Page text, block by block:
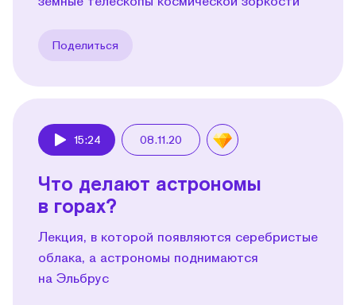
Поделиться
15:24 08.11.20
Что делают астрономы
в горах?
Лекция, в которой появляются серебристые
облака, а астрономы поднимаются
на Эльбрус